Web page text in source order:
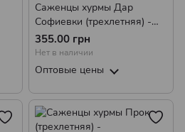
Саженцы хурмы Дар
Софиевки (трехлетняя) -
ранняя, морозоустойчивая,
самоплодная
355.00 грн
Нет в наличии
Оптовые цены